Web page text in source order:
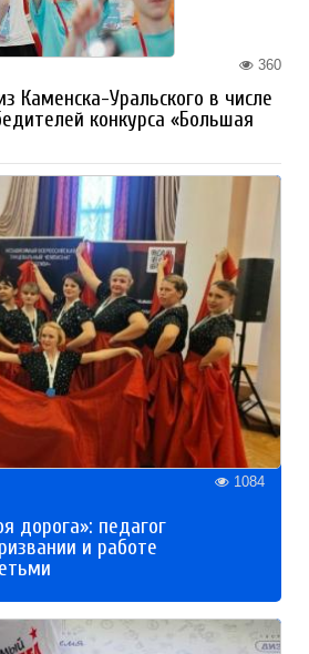
360
Каменска-Уральского в числе
конкурса «Большая
1084
дорога»: педагог
и работе